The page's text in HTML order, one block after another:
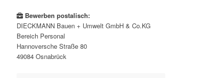
Bewerben postalisch:
DIECKMANN Bauen + Umwelt GmbH & Co.KG
Bereich Personal
Hannoversche Straße 80
49084 Osnabrück